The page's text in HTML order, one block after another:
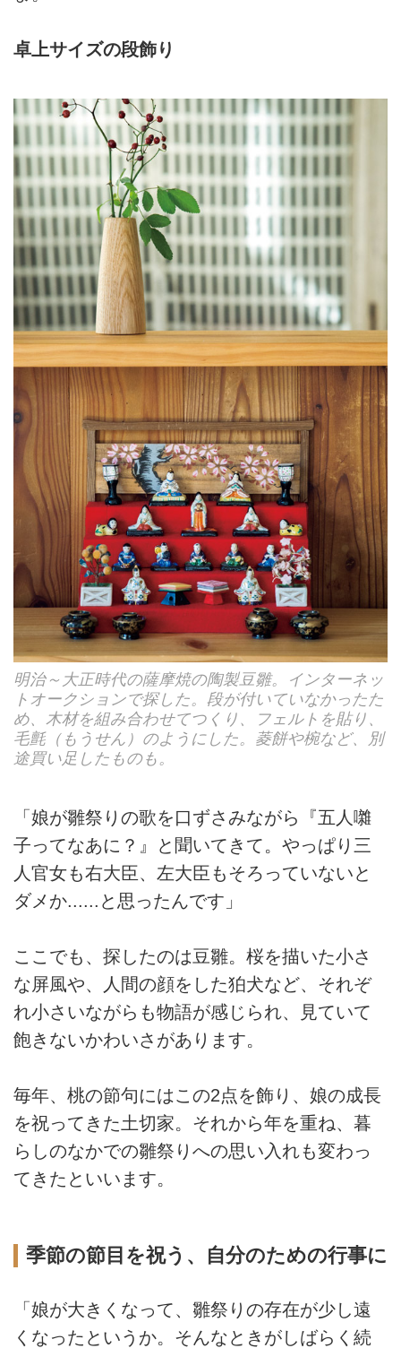
卓上サイズの段飾り
明治～大正時代の薩摩焼の陶製豆雛。インターネッ
トオークションで探した。段が付いていなかったた
め、木材を組み合わせてつくり、フェルトを貼り、
毛氈（もうせん）のようにした。菱餅や椀など、別
途買い足したものも。
「娘が雛祭りの歌を口ずさみながら『五人囃
子ってなあに？』と聞いてきて。やっぱり三
人官女も右大臣、左大臣もそろっていないと
ダメか......と思ったんです」
ここでも、探したのは豆雛。桜を描いた小さ
な屏風や、人間の顔をした狛犬など、それぞ
れ小さいながらも物語が感じられ、見ていて
飽きないかわいさがあります。
毎年、桃の節句にはこの2点を飾り、娘の成長
を祝ってきた土切家。それから年を重ね、暮
らしのなかでの雛祭りへの思い入れも変わっ
てきたといいます。
季節の節目を祝う、自分のための行事に
「娘が大きくなって、雛祭りの存在が少し遠
くなったというか。そんなときがしばらく続